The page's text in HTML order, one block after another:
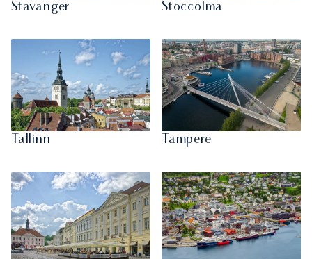
Stavanger Stoccolma
Tallinn Tampere